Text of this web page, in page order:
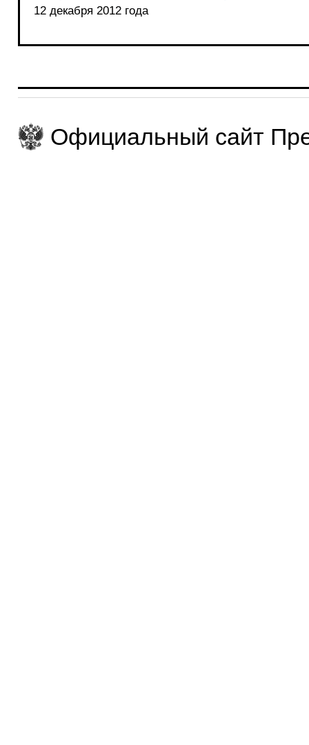
12 декабря 2012 года
Официальный сайт